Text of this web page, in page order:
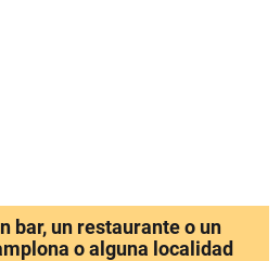
bar, un restaurante o un
o alguna localidad